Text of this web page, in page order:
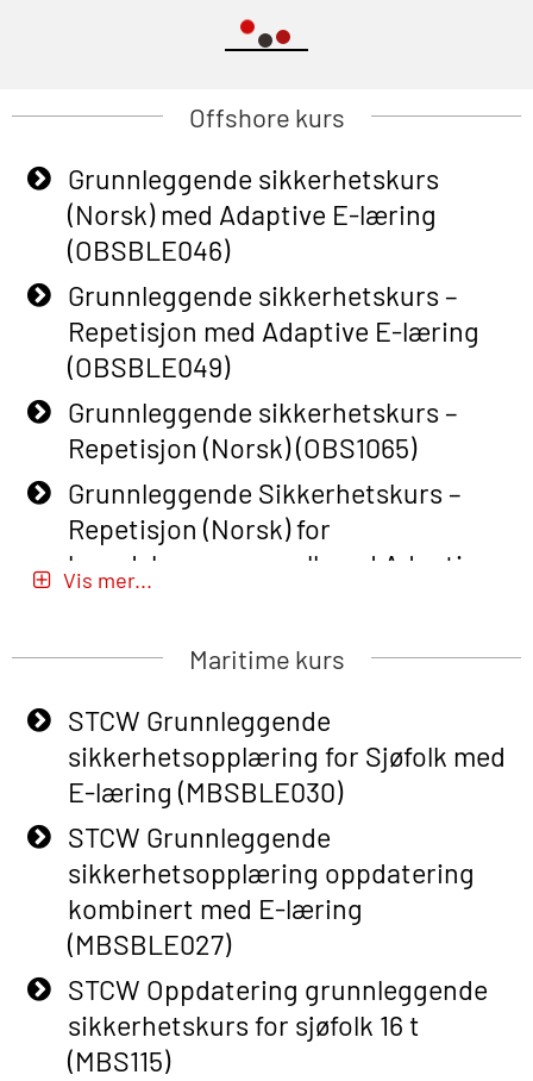
Offshore kurs
Grunnleggende sikkerhetskurs
(Norsk) med Adaptive E-læring
(OBSBLE046)
Grunnleggende sikkerhetskurs –
Repetisjon med Adaptive E-læring
(OBSBLE049)
Grunnleggende sikkerhetskurs –
Repetisjon (Norsk) (OBS1065)
Grunnleggende Sikkerhetskurs –
Repetisjon (Norsk) for
beredskapspersonell med Adaptive
E-læring (OBSBLE051)
Basic Safety Training (English) – with
Adaptive E-learning (OBSBLE047)
Basic Safety Training – Refresher
Course (English) with E-learning
(OBSBLE048)
Basic Safety Training – Refresher
Course (English) (OBS1063)
Basic Safety Training – Refresher
Course (English) for emergency
response personnel with Adaptive E-
learning (OBSBLE050)
Vis mer...
Maritime kurs
STCW Grunnleggende
sikkerhetsopplæring for Sjøfolk med
E-læring (MBSBLE030)
STCW Grunnleggende
sikkerhetsopplæring oppdatering
kombinert med E-læring
(MBSBLE027)
STCW Oppdatering grunnleggende
sikkerhetskurs for sjøfolk 16 t
(MBS115)